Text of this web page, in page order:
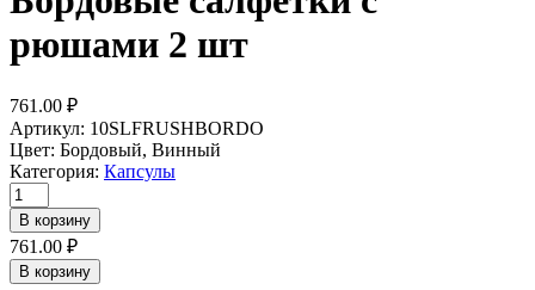
рюшами 2 шт
761.00 ₽
Артикул: 10SLFRUSHBORDO
Цвет: Бордовый, Винный
Категория: Капсулы
Количество
товара
Бордовые
салфетки
с
В корзину
761.00 ₽
В корзину